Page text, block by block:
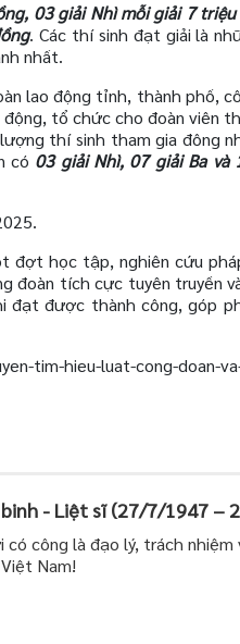
03 giải Nhì mỗi giải 7 triệu
. Các thí sinh đạt giải là
nhất.
lao động tỉnh, thành phố,
tổ chức cho đoàn viên
thí sinh tham gia đông
có 03 giải Nhì, 07 giải Ba và
đợt học tập, nghiên cứu
đoàn tích cực tuyên truyền
được thành công, góp
tim-hieu-luat-cong-doan-
- Liệt sĩ (27/7/1947 –
công là đạo lý, trách
Nam!